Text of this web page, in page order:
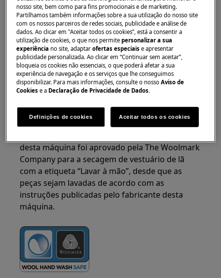
Com bomba de calor
Máquina de lavar e secar com bomba de
aquecimento
Resolução:
1. Utilize apenas o programa especial para
secagem suave de roupa de lã lavável à
mão. Remova imediatamente as peças
quando o programa terminar.
As máquinas de secar roupa com o sinal que se
desta máquina foi aprovado pela The Woolmark
Company para a secagem de vestuário de lã
com a etiqueta “Lavar à mão”, desde que as
peças sejam lavadas de acordo com as
instruções publicadas pelo fabricante desta
máquina.
nosso site, bem como para fins promocionais e de marketing.
Partilhamos também informações sobre a sua utilização do nosso site
com os nossos parceiros de redes sociais, publicidade e análise de
dados. Ao clicar em "Aceitar todos os cookies”, está a consentir a
utilização de cookies, o que nos permitepersonalizar a sua
experiência no site, adaptarofertas especiaise apresentar
publicidade personalizada. Ao clicar em “Continuar sem aceitar”,
bloqueia os cookies não essenciais, o que poderá afetar a sua
experiência de navegação e os serviços que lhe conseguimos
disponibilizar. Para mais informações, consulte o nossoAviso de
Cookies e a Declaração de Privacidade de Dados.
Definições de cookies Aceitar todos os cookies